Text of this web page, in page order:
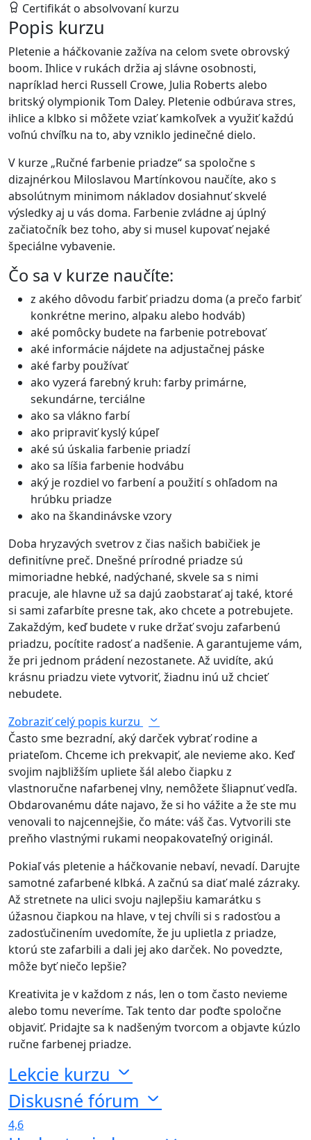
Certifikát o absolvovaní kurzu
Popis kurzu
Pletenie a háčkovanie zažíva na celom svete obrovský
boom. Ihlice v rukách držia aj slávne osobnosti,
napríklad herci Russell Crowe, Julia Roberts alebo
britský olympionik Tom Daley. Pletenie odbúrava stres,
ihlice a klbko si môžete vziať kamkoľvek a využiť každú
voľnú chvíľku na to, aby vzniklo jedinečné dielo.
V kurze „Ručné farbenie priadze“ sa spoločne s
dizajnérkou Miloslavou Martínkovou naučíte, ako s
absolútnym minimom nákladov dosiahnuť skvelé
výsledky aj u vás doma. Farbenie zvládne aj úplný
začiatočník bez toho, aby si musel kupovať nejaké
špeciálne vybavenie.
Čo sa v kurze naučíte:
z akého dôvodu farbiť priadzu doma (a prečo farbiť
konkrétne merino, alpaku alebo hodváb)
aké pomôcky budete na farbenie potrebovať
aké informácie nájdete na adjustačnej páske
aké farby používať
ako vyzerá farebný kruh: farby primárne,
sekundárne, terciálne
ako sa vlákno farbí
ako pripraviť kyslý kúpeľ
aké sú úskalia farbenie priadzí
ako sa líšia farbenie hodvábu
aký je rozdiel vo farbení a použití s ohľadom na
hrúbku priadze
ako na škandinávske vzory
Doba hryzavých svetrov z čias našich babičiek je
definitívne preč. Dnešné prírodné priadze sú
mimoriadne hebké, nadýchané, skvele sa s nimi
pracuje, ale hlavne už sa dajú zaobstarať aj také, ktoré
si sami zafarbíte presne tak, ako chcete a potrebujete.
Zakaždým, keď budete v ruke držať svoju zafarbenú
priadzu, pocítite radosť a nadšenie. A garantujeme vám,
že pri jednom prádení nezostanete. Až uvidíte, akú
krásnu priadzu viete vytvoriť, žiadnu inú už chcieť
nebudete.
Zobraziť celý popis kurzu
Často sme bezradní, aký darček vybrať rodine a
priateľom. Chceme ich prekvapiť, ale nevieme ako. Keď
svojim najbližším upliete šál alebo čiapku z
vlastnoručne nafarbenej vlny, nemôžete šliapnuť vedľa.
Obdarovanému dáte najavo, že si ho vážite a že ste mu
venovali to najcennejšie, čo máte: váš čas. Vytvorili ste
preňho vlastnými rukami neopakovateľný originál.
Pokiaľ vás pletenie a háčkovanie nebaví, nevadí. Darujte
samotné zafarbené klbká. A začnú sa diať malé zázraky.
Až stretnete na ulici svoju najlepšiu kamarátku s
úžasnou čiapkou na hlave, v tej chvíli si s radosťou a
zadosťučinením uvedomíte, že ju uplietla z priadze,
ktorú ste zafarbili a dali jej ako darček. No povedzte,
môže byť niečo lepšie?
Kreativita je v každom z nás, len o tom často nevieme
alebo tomu neveríme. Tak tento dar poďte spoločne
objaviť. Pridajte sa k nadšeným tvorcom a objavte kúzlo
ručne farbenej priadze.
Lekcie kurzu
Diskusné fórum
4,6